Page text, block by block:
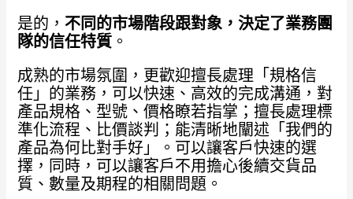
是的， 不同的市場階段跟對象，決定了業務團
隊的信任特質。
成熟的市場氛圍，更歡迎擅長處理「規格信
任」的業務，可以快速、高效的完成溝通，對
產品規格、型號、價格瞭若指掌；擅長處理標
準化流程、比價談判；能清晰地闡述「我們的
產品為何比對手好」。可以讓客戶快速的選
擇，同時，可以讓客戶不用擔心後續交貨品
質、數量及期程的相關問題。